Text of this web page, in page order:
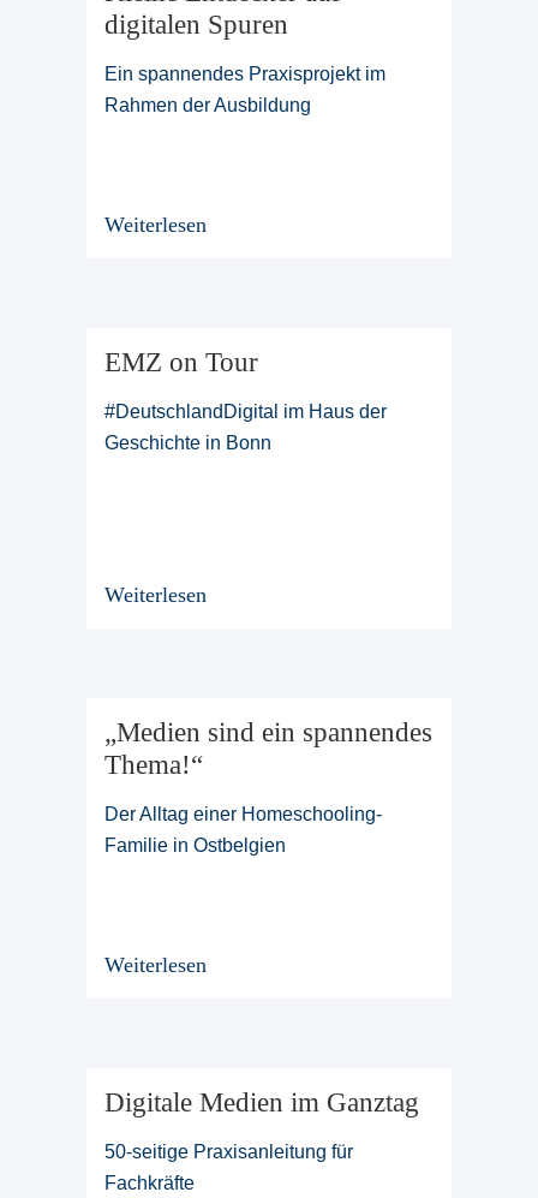
digitalen Spuren
Ein spannendes Praxisprojekt im
Rahmen der Ausbildung
Weiterlesen
EMZ on Tour
#DeutschlandDigital im Haus der
Geschichte in Bonn
Weiterlesen
„Medien sind ein spannendes
Thema!“
Der Alltag einer Homeschooling-
Familie in Ostbelgien
Weiterlesen
Digitale Medien im Ganztag
50-seitige Praxisanleitung für
Fachkräfte